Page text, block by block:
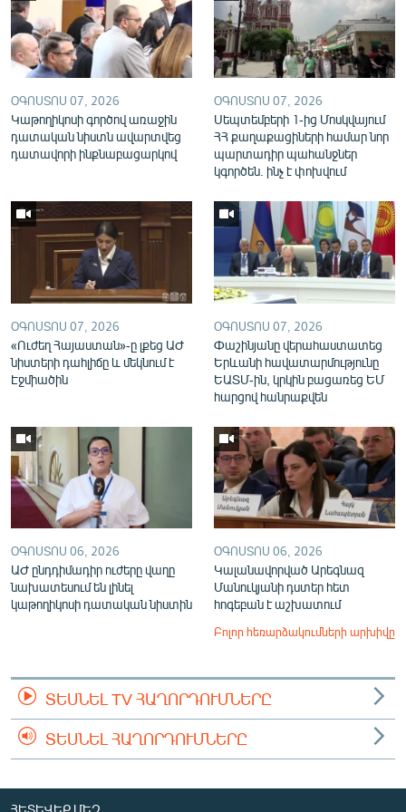
English
Русский
ՀԵՏԵՎԵՔ ՄԵԶ
«Ազատության» բոլոր կայքերը
ՕԳՈՍՏՈՍ 07, 2026
Կաթողիկոսի գործով առաջին
դատական նիստն ավարտվեց
դատավորի ինքնաբացարկով
ՕԳՈՍՏՈՍ 07, 2026
Սեպտեմբերի 1-ից Մոսկվայում
ՀՀ քաղաքացիների համար նոր
պարտադիր պահանջներ
կգործեն. ինչ է փոխվում
ՕԳՈՍՏՈՍ 07, 2026
«Ուժեղ Հայաստան»-ը լքեց ԱԺ
նիստերի դահլիճը և մեկնում է
Էջմիածին
ՕԳՈՍՏՈՍ 07, 2026
Փաշինյանը վերահաստատեց
Երևանի հավատարմությունը
ԵԱՏՄ-ին, կրկին բացառեց ԵՄ
հարցով հանրաքվեն
ՕԳՈՍՏՈՍ 06, 2026
ԱԺ ընդդիմադիր ուժերը վաղը
նախատեսում են լինել
կաթողիկոսի դատական նիստին
ՕԳՈՍՏՈՍ 06, 2026
Կալանավորված Արեգնազ
Մանուկյանի դստեր հետ
հոգեբան է աշխատում
Բոլոր հեռարձակումների արխիվը
ՏԵՍՆԵԼ TV ՀԱՂՈՐԴՈՒՄՆԵՐԸ
ՏԵՍՆԵԼ ՀԱՂՈՐԴՈՒՄՆԵՐԸ
ՀԵՏԵՎԵՔ ՄԵԶ